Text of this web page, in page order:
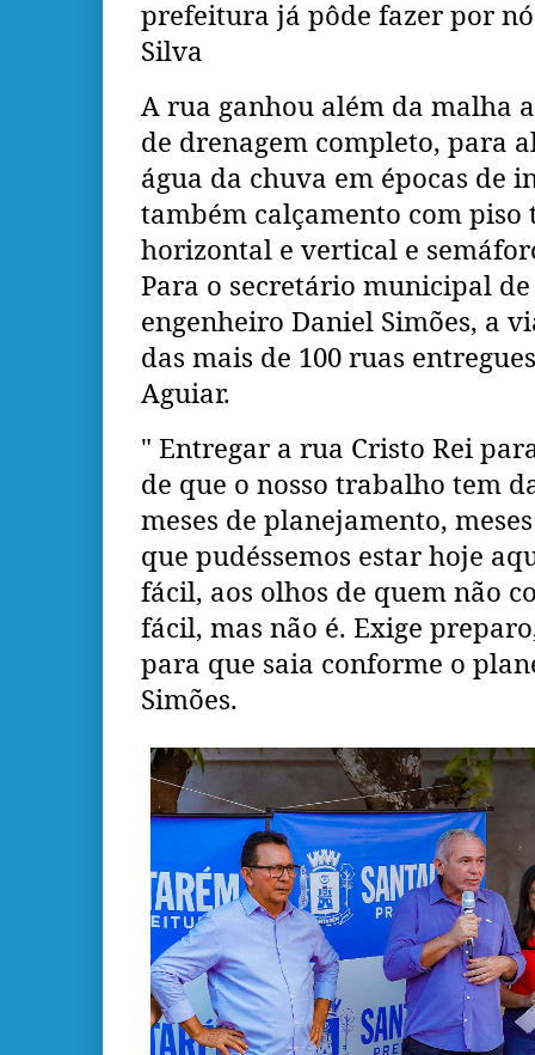
prefeitura já pôde fazer por
Silva
A rua ganhou além da malha
de drenagem completo, para
água da chuva em épocas de
também calçamento com
horizontal e vertical e
Para o secretário municipal
engenheiro Daniel Simões, a
das mais de 100 ruas
Aguiar.
" Entregar a rua Cristo Rei
de que o nosso trabalho tem
meses de planejamento,
que pudéssemos estar hoje
fácil, aos olhos de quem não
fácil, mas não é. Exige
para que saia conforme o
Simões.